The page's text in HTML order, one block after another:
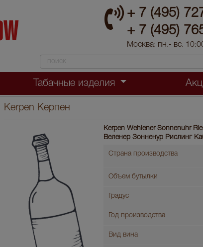
+ 7 (495)
+ 7 (495)
Москва: пн.- вс.
Табачные изделия
Kerpen Керпен
Kerpen Wehlener Sonnenuhr
Веленер Зонненур Рислинг
Страна производства
Объем бутылки
Градус
Год производства
Вид вина